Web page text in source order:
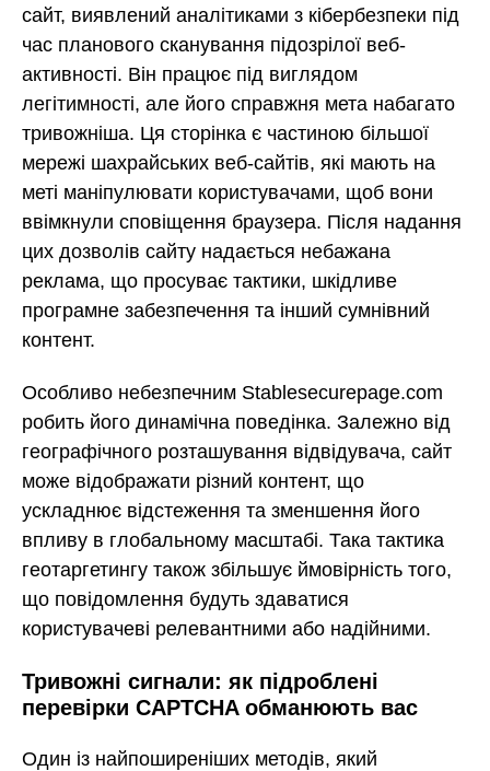
сайт, виявлений аналітиками з кібербезпеки під
час планового сканування підозрілої веб-
активності. Він працює під виглядом
легітимності, але його справжня мета набагато
тривожніша. Ця сторінка є частиною більшої
мережі шахрайських веб-сайтів, які мають на
меті маніпулювати користувачами, щоб вони
ввімкнули сповіщення браузера. Після надання
цих дозволів сайту надається небажана
реклама, що просуває тактики, шкідливе
програмне забезпечення та інший сумнівний
контент.
Особливо небезпечним Stablesecurepage.com
робить його динамічна поведінка. Залежно від
географічного розташування відвідувача, сайт
може відображати різний контент, що
ускладнює відстеження та зменшення його
впливу в глобальному масштабі. Така тактика
геотаргетингу також збільшує ймовірність того,
що повідомлення будуть здаватися
користувачеві релевантними або надійними.
Тривожні сигнали: як підроблені
перевірки CAPTCHA обманюють вас
Один із найпоширеніших методів, який